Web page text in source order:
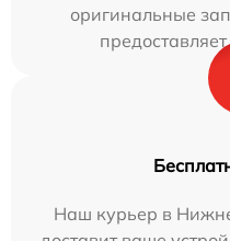
оригинальные
Наш курьер в